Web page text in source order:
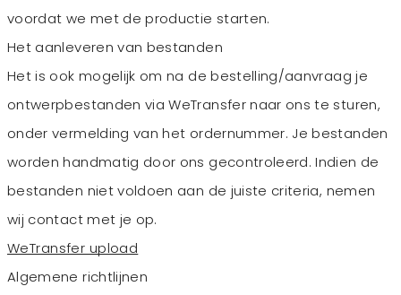
voordat we met de productie starten.
Het aanleveren van bestanden
Het is ook mogelijk om na de bestelling/aanvraag je
ontwerpbestanden via WeTransfer naar ons te sturen,
onder vermelding van het ordernummer. Je bestanden
worden handmatig door ons gecontroleerd. Indien de
bestanden niet voldoen aan de juiste criteria, nemen
wij contact met je op.
WeTransfer upload
Algemene richtlijnen